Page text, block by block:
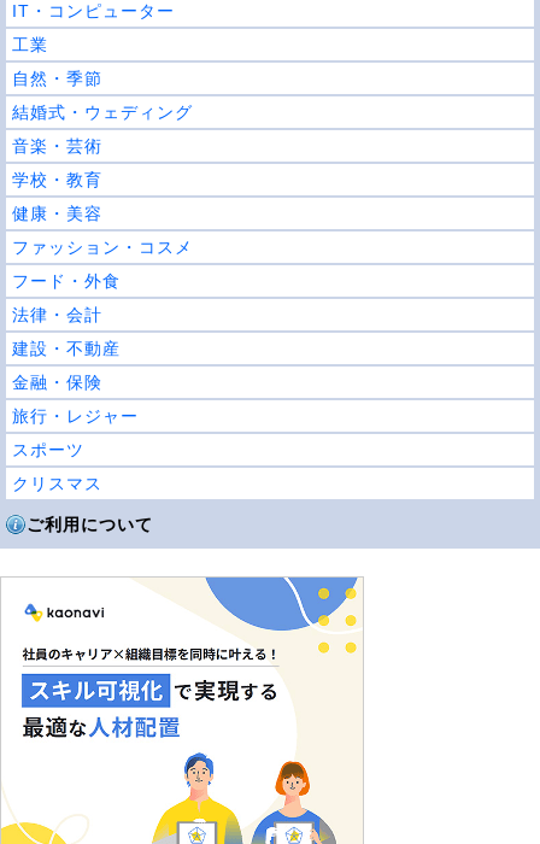
IT・コンピューター
工業
自然・季節
結婚式・ウェディング
音楽・芸術
学校・教育
健康・美容
ファッション・コスメ
フード・外食
法律・会計
建設・不動産
金融・保険
旅行・レジャー
スポーツ
クリスマス
ご利用について